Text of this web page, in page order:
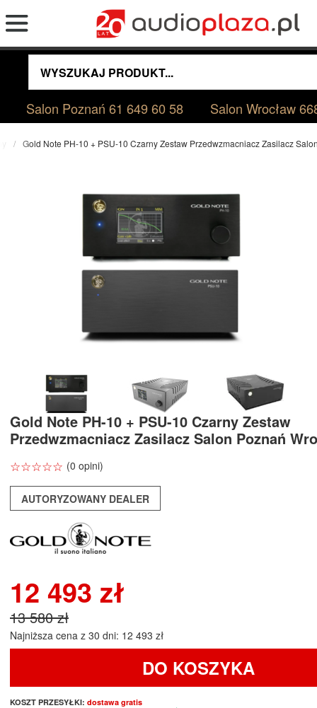
Salon Poznań61 649 60 58 Salon Wrocław
Gold Note PH-10 + PSU-10 Czarny Zestaw Przedwzmacniacz Zasilacz
Gold Note PH-10 + PSU-10 Czarny Zestaw
Przedwzmacniacz Zasilacz Salon Poznań
☆☆☆☆☆
★★★★★ (0 opini)
AUTORYZOWANY DEALER
12 493 zł
13 580 zł
Najniższa cena z 30 dni: 12 493 zł
DO KOSZYKA
KOSZT PRZESYŁKI: dostawa gratis